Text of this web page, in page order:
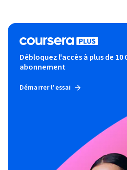
Débloquez l'accès à plus de 10
abonnement
Démarrer l'essai